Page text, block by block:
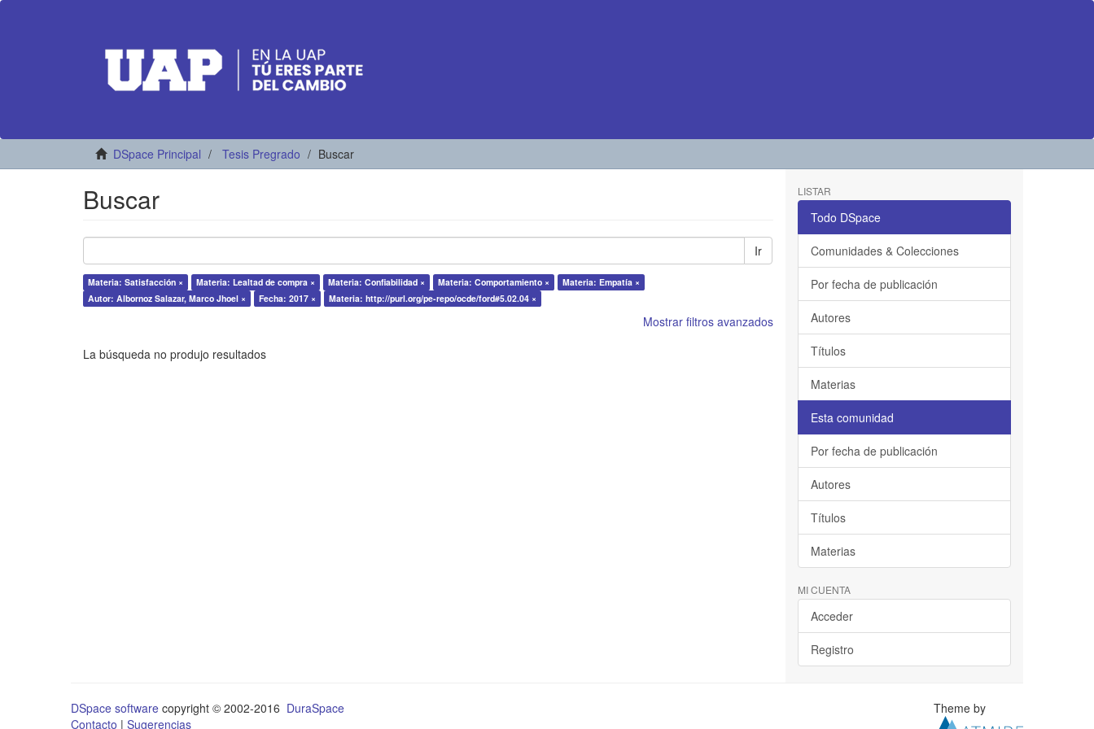
DSpace Principal Tesis Pregrado Buscar
Buscar
Ir
Materia: Satisfacción × Materia: Lealtad de compra × Materia: Confiabilidad × Materia: Comportamiento ×
Materia: Empatía ×
Autor: Albornoz Salazar, Marco Jhoel ×
Fecha: 2017 × Materia: http://purl.org/pe-repo/ocde/ford#5.02.04 ×
Mostrar filtros avanzados
La búsqueda no produjo resultados
LISTAR
Todo DSpace
Comunidades & Colecciones
Por fecha de publicación
Autores
Títulos
Materias
Esta comunidad
Por fecha de publicación
Autores
Títulos
Materias
MI CUENTA
Acceder
Registro
DSpace software copyright © 2002-2016 DuraSpace
Contacto | Sugerencias
Theme by